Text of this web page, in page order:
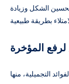
الشكل وزيادة
المؤخرة